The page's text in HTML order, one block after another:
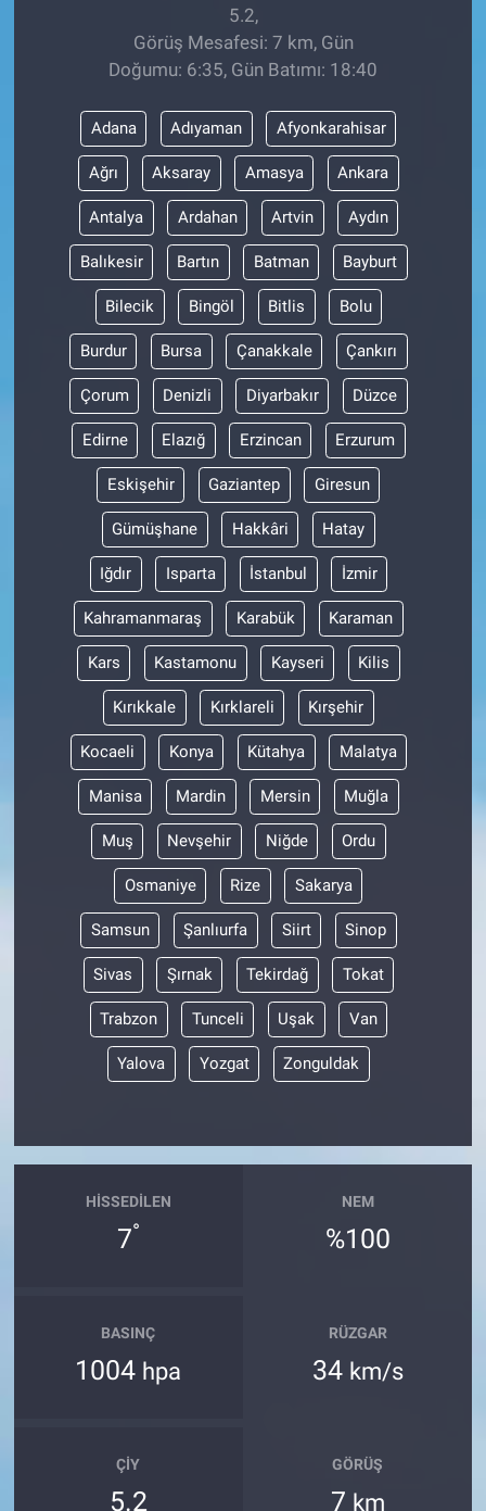
5.2,
Görüş Mesafesi: 7 km, Gün
Doğumu: 6:35, Gün Batımı: 18:40
Adana Adıyaman Afyonkarahisar
Ağrı Aksaray Amasya Ankara
Antalya Ardahan Artvin Aydın
Balıkesir Bartın Batman Bayburt
Bilecik Bingöl Bitlis Bolu
Burdur Bursa Çanakkale Çankırı
Çorum Denizli Diyarbakır Düzce
Edirne Elazığ Erzincan Erzurum
Eskişehir Gaziantep Giresun
Gümüşhane Hakkâri Hatay
Iğdır Isparta İstanbul İzmir
Kahramanmaraş Karabük Karaman
Kars Kastamonu Kayseri Kilis
Kırıkkale Kırklareli Kırşehir
Kocaeli Konya Kütahya Malatya
Manisa Mardin Mersin Muğla
Muş Nevşehir Niğde Ordu
Osmaniye Rize Sakarya
Samsun Şanlıurfa Siirt Sinop
Sivas Şırnak Tekirdağ Tokat
Trabzon Tunceli Uşak Van
Yalova Yozgat Zonguldak
HISSEDILEN
7°
NEM
%100
BASINÇ
1004 hpa
RÜZGAR
34 km/s
ÇIY
5.2
GÖRÜŞ
7 km